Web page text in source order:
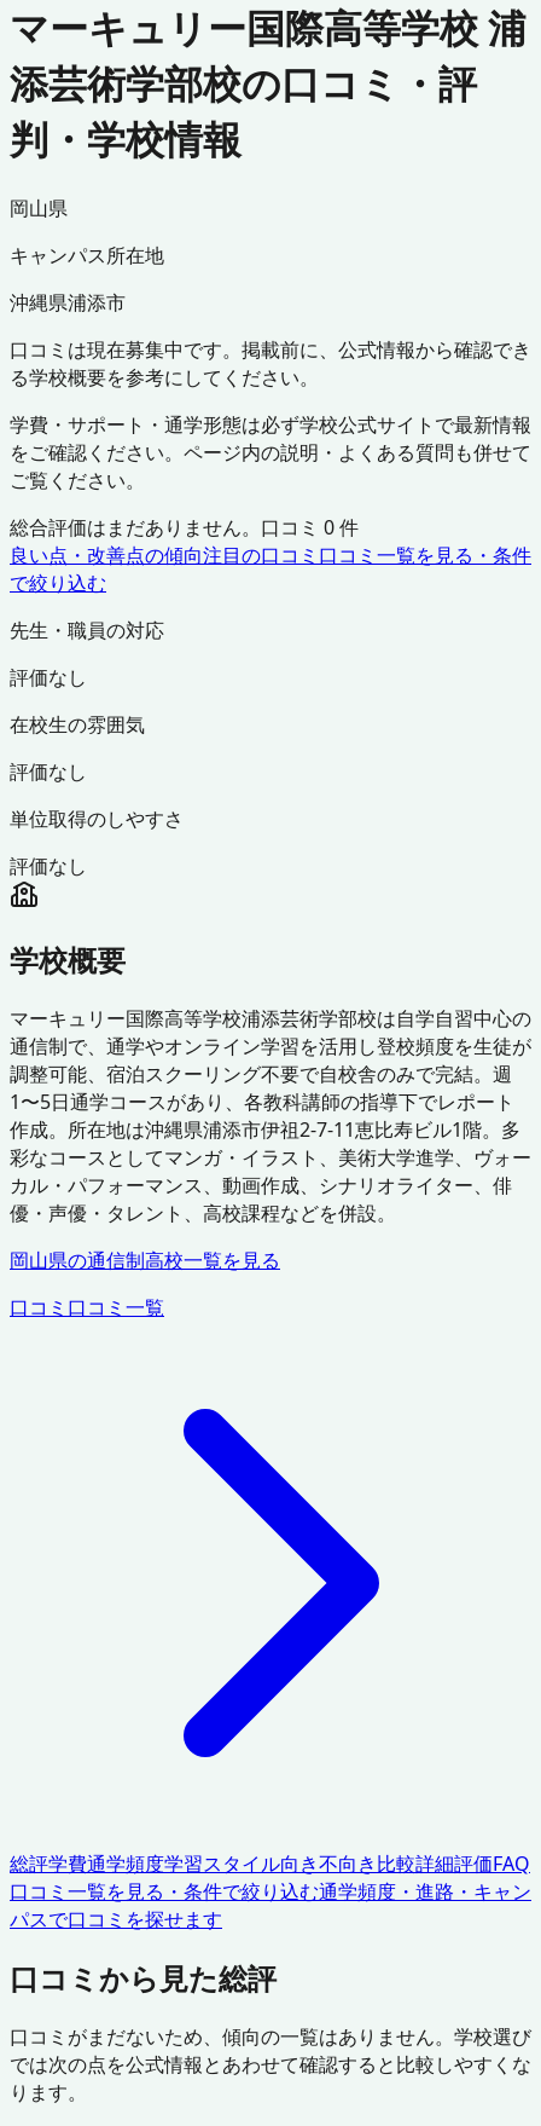
マーキュリー国際高等学校 浦
添芸術学部校の口コミ・評
判・学校情報
岡山県
キャンパス所在地
沖縄県浦添市
口コミは現在募集中です。掲載前に、公式情報から確認でき
る学校概要を参考にしてください。
学費・サポート・通学形態は必ず学校公式サイトで最新情報
をご確認ください。ページ内の説明・よくある質問も併せて
ご覧ください。
総合評価はまだありません。口コミ 0件
良い点・改善点の傾向注目の口コミ 口コミ一覧を見る・条件
で絞り込む
先生・職員の対応
評価なし
在校生の雰囲気
評価なし
単位取得のしやすさ
評価なし
学校概要
マーキュリー国際高等学校浦添芸術学部校は自学自習中心の
通信制で、通学やオンライン学習を活用し登校頻度を生徒が
調整可能、宿泊スクーリング不要で自校舎のみで完結。週
1〜5日通学コースがあり、各教科講師の指導下でレポート
作成。所在地は沖縄県浦添市伊祖2-7-11恵比寿ビル1階。多
彩なコースとしてマンガ・イラスト、美術大学進学、ヴォー
カル・パフォーマンス、動画作成、シナリオライター、俳
優・声優・タレント、高校課程などを併設。
岡山県の通信制高校一覧を見る
口コミ 口コミ一覧
総評学費通学頻度学習スタイル向き不向き比較詳細評価FAQ
口コミ一覧を見る・条件で絞り込む通学頻度・進路・キャン
パスで口コミを探せます
口コミから見た総評
口コミがまだないため、傾向の一覧はありません。学校選び
では次の点を公式情報とあわせて確認すると比較しやすくな
ります。